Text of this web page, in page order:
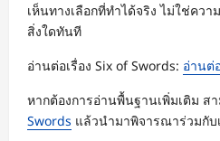
เห็นทางเลือกที่ทำได้จริง ไม่ใช่คว
สิ่งใดทันที
อ่านต่อเรื่อง Six of Swords: อ่านต่
หากต้องการอ่านพื้นฐานเพิ่มเติม ส
Swords แล้วนำมาพิจารณาร่วมกั